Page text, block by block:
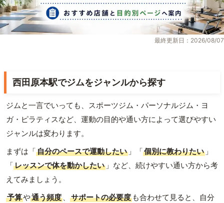
最終更新日：2026/08/07
西田原本駅でジムをジャンルから探す
ジムと一言でいっても、スポーツジム・パーソナルジム・ヨ
ガ・ピラティスなど、運動の目的や通い方によって選びやすい
ジャンルは変わります。
まずは「自分のペースで運動したい 」「個別に教わりたい 」
「レッスンで体を動かしたい 」など、続けやすい通い方から考
えてみましょう。
予算や通う頻度 、 サポートの必要度 も合わせて見ると、自分